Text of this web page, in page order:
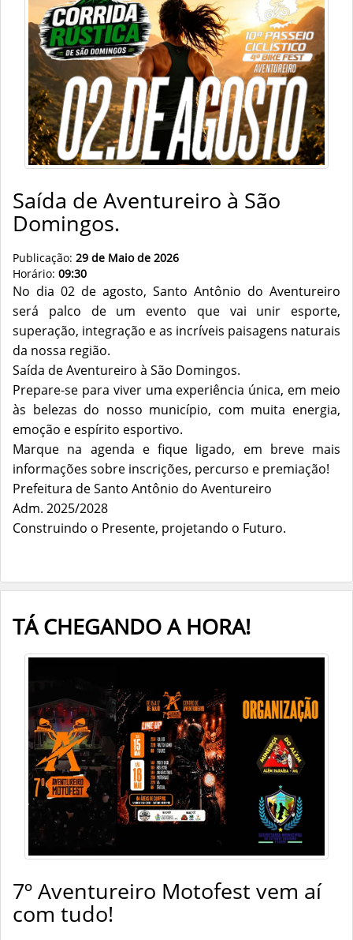
Saída de Aventureiro à São
Domingos.
Publicação: 29 de Maio de 2026
Horário: 09:30
No dia 02 de agosto, Santo Antônio do Aventureiro
será palco de um evento que vai unir esporte,
superação, integração e as incríveis paisagens naturais
da nossa região.
Saída de Aventureiro à São Domingos.
Prepare-se para viver uma experiência única, em meio
às belezas do nosso município, com muita energia,
emoção e espírito esportivo.
Marque na agenda e fique ligado, em breve mais
informações sobre inscrições, percurso e premiação!
Prefeitura de Santo Antônio do Aventureiro
Adm. 2025/2028
Construindo o Presente, projetando o Futuro.
TÁ CHEGANDO A HORA!
7º Aventureiro Motofest vem aí
com tudo!